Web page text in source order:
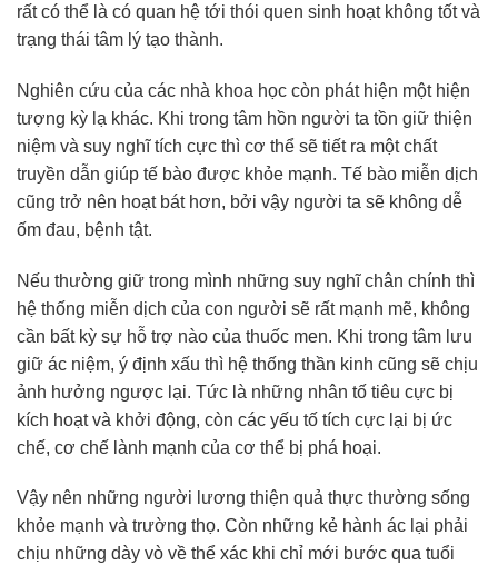
rất có thể là có quan hệ tới thói quen sinh hoạt không tốt và
trạng thái tâm lý tạo thành.
Nghiên cứu của các nhà khoa học còn phát hiện một hiện
tượng kỳ lạ khác. Khi trong tâm hồn người ta tồn giữ thiện
niệm và suy nghĩ tích cực thì cơ thể sẽ tiết ra một chất
truyền dẫn giúp tế bào được khỏe mạnh. Tế bào miễn dịch
cũng trở nên hoạt bát hơn, bởi vậy người ta sẽ không dễ
ốm đau, bệnh tật.
Nếu thường giữ trong mình những suy nghĩ chân chính thì
hệ thống miễn dịch của con người sẽ rất mạnh mẽ, không
cần bất kỳ sự hỗ trợ nào của thuốc men. Khi trong tâm lưu
giữ ác niệm, ý định xấu thì hệ thống thần kinh cũng sẽ chịu
ảnh hưởng ngược lại. Tức là những nhân tố tiêu cực bị
kích hoạt và khởi động, còn các yếu tố tích cực lại bị ức
chế, cơ chế lành mạnh của cơ thể bị phá hoại.
Vậy nên những người lương thiện quả thực thường sống
khỏe mạnh và trường thọ. Còn những kẻ hành ác lại phải
chịu những dày vò về thể xác khi chỉ mới bước qua tuổi